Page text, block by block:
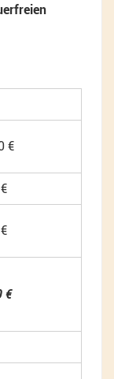
€
€